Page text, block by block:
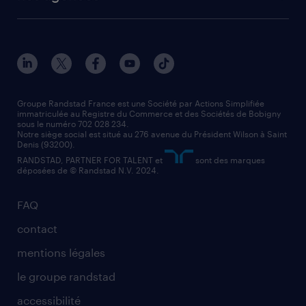
manutentionnaire
assistant administratif
comptable
solutions opérationnelles
contact entreprise
faq intérim / recrutement
nos agences par ville
nos agences par région
nos cabinets de recrutement
FAQ
contact
mentions légales
le groupe randstad
accessibilité
Groupe Randstad France est une Société par Actions Simplifiée
immatriculée au Registre du Commerce et des Sociétés de Bobigny
sous le numéro 702 028 234.
Notre siège social est situé au 276 avenue du Président Wilson à Saint
Denis (93200).
RANDSTAD, PARTNER FOR TALENT et
sont des marques
déposées de © Randstad N.V. 2024.